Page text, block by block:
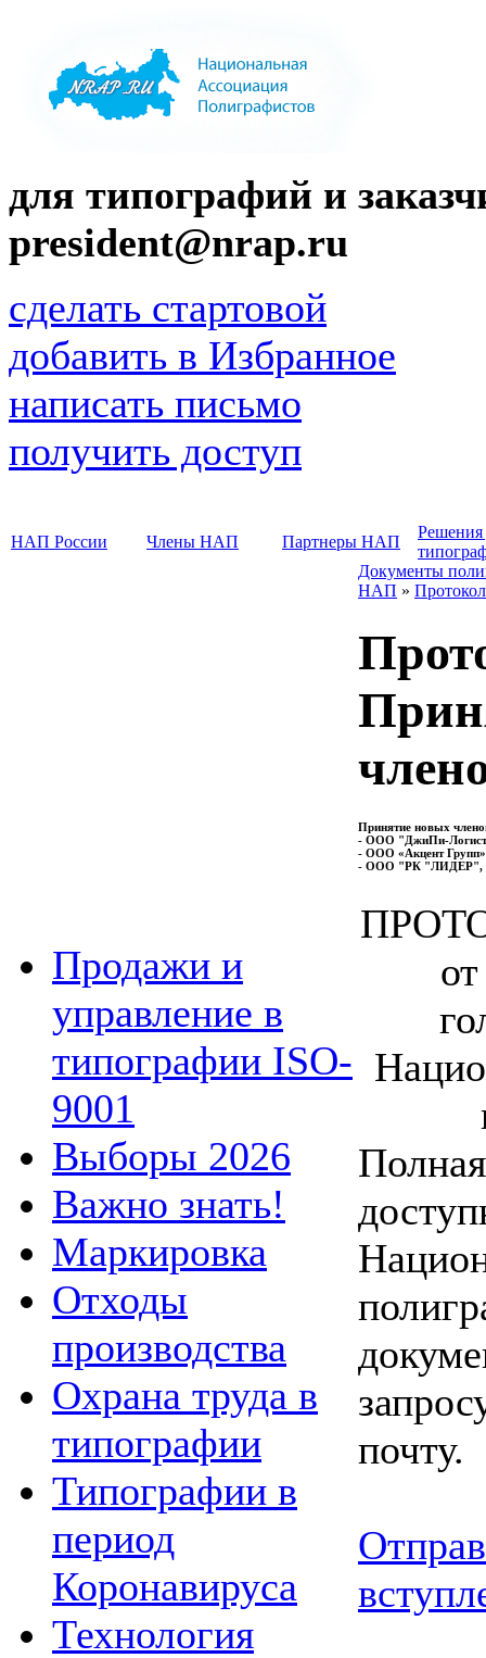
для типографий и
president@nrap.ru
сделать стартовой
добавить в Избранное
написать письмо
получить доступ
НАП России Члены НАП Партнеры НАП
Решения
Продажи и
управление в
типографии ISO-
9001
Выборы 2026
Важно знать!
Маркировка
Отходы
производства
Охрана труда в
типографии
Типографии в
период
Коронавируса
Технология
Документы
НАП »
Принятие новых
- ООО "ДжиПи-
- ООО «Акцент Групп»,
- ООО "РК "ЛИДЕР", г.
почту.